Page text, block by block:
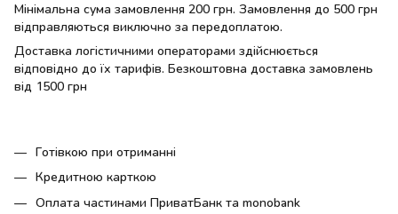
Мінімальна сума замовлення 200 грн. Замовлення до 500 грн
відправляються виключно за передоплатою.
Доставка логістичними операторами здійснюється
відповідно до їх тарифів. Безкоштовна доставка замовлень
від 1500 грн
Готівкою при отриманні
Кредитною карткою
Оплата частинами ПриватБанк та monobank